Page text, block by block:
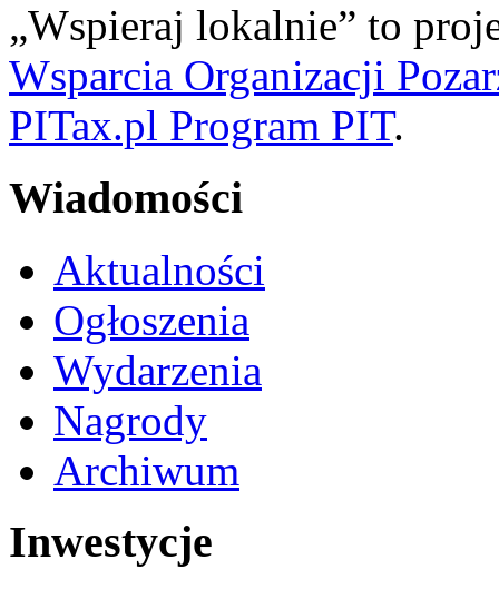
„Wspieraj lokalnie” to
Wsparcia Organizacji
PITax.pl Program PIT.
Wiadomości
Aktualności
Ogłoszenia
Wydarzenia
Nagrody
Archiwum
Inwestycje